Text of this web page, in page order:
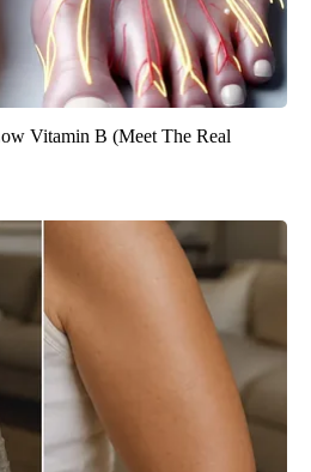
Vitamin B (Meet The Real